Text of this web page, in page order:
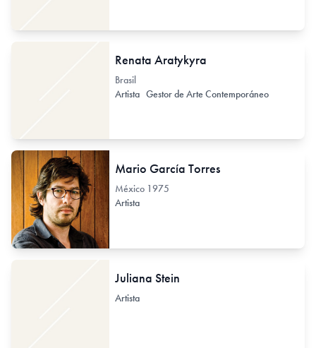
Renata Aratykyra
Brasil
Artista Gestor de Arte Contemporáneo
Mario García Torres
México 1975
Artista
Juliana Stein
Artista